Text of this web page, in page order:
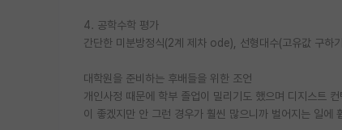
4. 공학수학 평가
간단한 미분방정식(2계 제차 ode), 선형대수(고유값 구하
대학원을 준비하는 후배들을 위한 조언
개인사정 때문에 학부 졸업이 밀리기도 했으며 디지스트
이 좋겠지만 안 그런 경우가 훨씬 많으니까 벌어지는 일에